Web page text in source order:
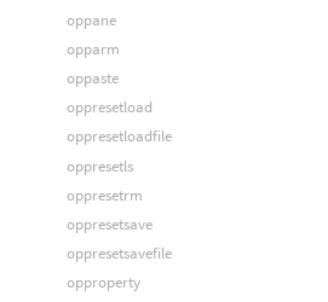
oppane
opparm
oppaste
oppresetload
oppresetloadfile
oppresetls
oppresetrm
oppresetsave
oppresetsavefile
opproperty